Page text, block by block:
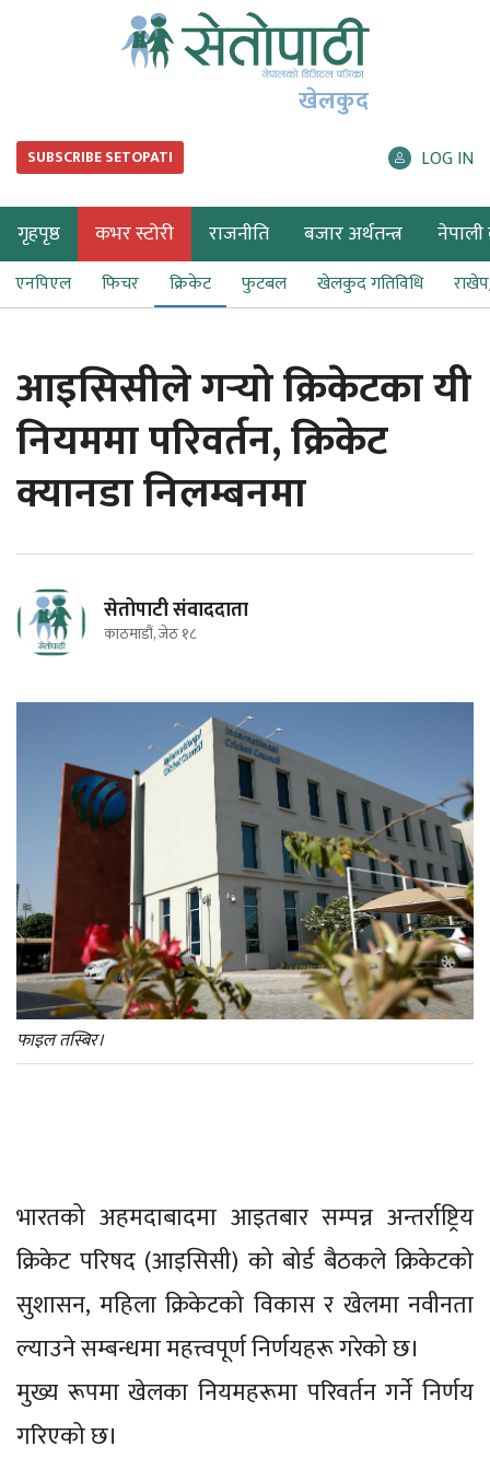
खेलकुद
SUBSCRIBE SETOPATI LOG IN
गृहपृष्ठ कभर स्टोरी राजनीति बजार अर्थतन्त्र नेपाली
एनपिएल फिचर क्रिकेट फुटबल खेलकुद गतिविधि
आइसिसीले गर्‍यो क्रिकेटका यी
नियममा परिवर्तन, क्रिकेट
क्यानडा निलम्बनमा
सेतोपाटी संवाददाता
काठमाडौं, जेठ १८
फाइल तस्बिर।
भारतको अहमदाबादमा आइतबार सम्पन्न अन्तर्राष्ट्रिय
क्रिकेट परिषद (आइसिसी) को बोर्ड बैठकले क्रिकेटको
सुशासन, महिला क्रिकेटको विकास र खेलमा नवीनता
ल्याउने सम्बन्धमा महत्त्वपूर्ण निर्णयहरू गरेको छ।
मुख्य रूपमा खेलका नियमहरूमा परिवर्तन गर्ने निर्णय
गरिएको छ।